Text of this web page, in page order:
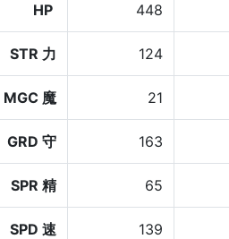
HP 448
STR 力 124
MGC 魔 21
GRD 守 163
SPR 精 65
SPD 速 139